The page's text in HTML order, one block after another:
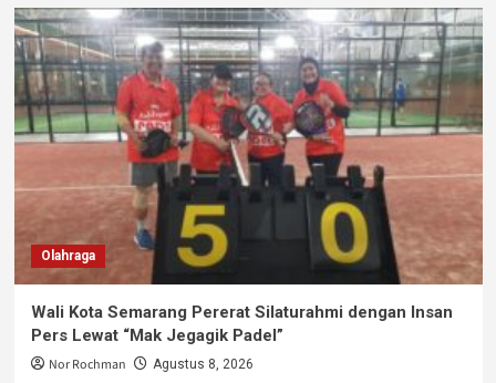
Olahraga
Wali Kota Semarang Pererat Silaturahmi dengan Insan
Pers Lewat “Mak Jegagik Padel”
Nor Rochman Agustus 8, 2026